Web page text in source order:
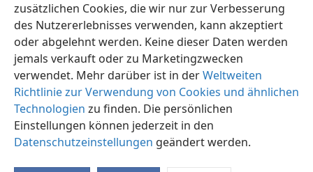
zusätzlichen Cookies, die wir nur zur Verbesserung
des Nutzererlebnisses verwenden, kann akzeptiert
oder abgelehnt werden. Keine dieser Daten werden
jemals verkauft oder zu Marketingzwecken
verwendet. Mehr darüber ist in derWeltweiten
Richtlinie zur Verwendung von Cookies und ähnlichen
Technologien zu finden. Die persönlichen
Einstellungen können jederzeit in den
Datenschutzeinstellungen geändert werden.
Deutsch Teilen Einstellungen
Copyright© 2026 Watch Tower Bible and Tract Society of Pennsylvania
Nutzungsbedingungen
Datenschutzerklärung
Datenschutzeinstellungen
JW.ORG Anmelden